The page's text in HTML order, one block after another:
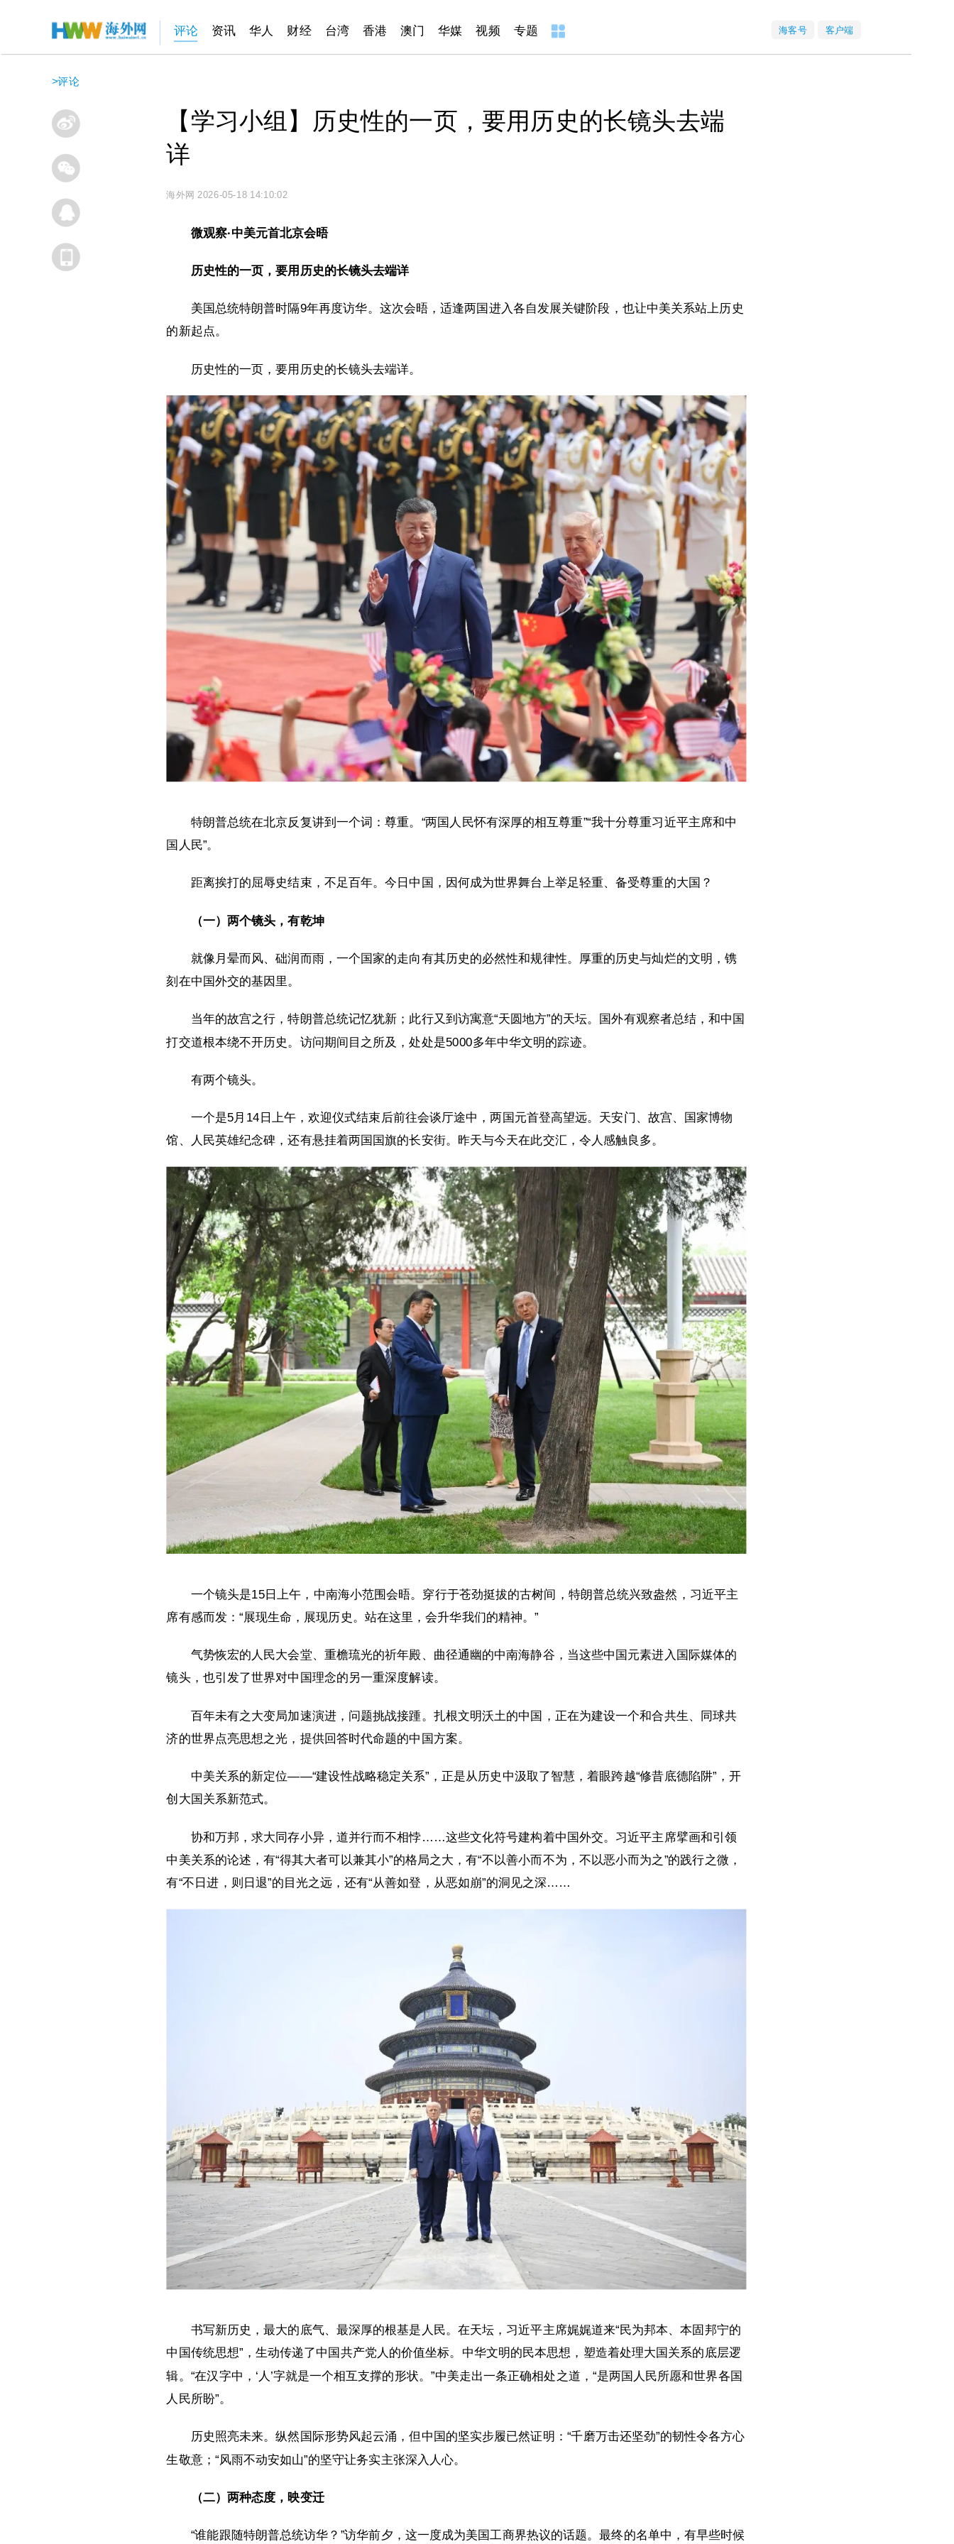
评论 资讯 华人 财经 台湾 香港 澳门 华媒 视频 专题 海客号 客户端
>评论
【学习小组】历史性的一页，要用历史的长镜头去端
详
海外网 2026-05-18 14:10:02
微观察·中美元首北京会晤
历史性的一页，要用历史的长镜头去端详
美国总统特朗普时隔9年再度访华。这次会晤，适逢两国进入各自发展关键阶段，也让中美关系站上历史
的新起点。
历史性的一页，要用历史的长镜头去端详。
特朗普总统在北京反复讲到一个词：尊重。“两国人民怀有深厚的相互尊重”“我十分尊重习近平主席和中
国人民”。
距离挨打的屈辱史结束，不足百年。今日中国，因何成为世界舞台上举足轻重、备受尊重的大国？
（一）两个镜头，有乾坤
就像月晕而风、础润而雨，一个国家的走向有其历史的必然性和规律性。厚重的历史与灿烂的文明，镌
刻在中国外交的基因里。
当年的故宫之行，特朗普总统记忆犹新；此行又到访寓意“天圆地方”的天坛。国外有观察者总结，和中国
打交道根本绕不开历史。访问期间目之所及，处处是5000多年中华文明的踪迹。
有两个镜头。
一个是5月14日上午，欢迎仪式结束后前往会谈厅途中，两国元首登高望远。天安门、故宫、国家博物
馆、人民英雄纪念碑，还有悬挂着两国国旗的长安街。昨天与今天在此交汇，令人感触良多。
一个镜头是15日上午，中南海小范围会晤。穿行于苍劲挺拔的古树间，特朗普总统兴致盎然，习近平主
席有感而发：“展现生命，展现历史。站在这里，会升华我们的精神。”
气势恢宏的人民大会堂、重檐琉光的祈年殿、曲径通幽的中南海静谷，当这些中国元素进入国际媒体的
镜头，也引发了世界对中国理念的另一重深度解读。
百年未有之大变局加速演进，问题挑战接踵。扎根文明沃土的中国，正在为建设一个和合共生、同球共
济的世界点亮思想之光，提供回答时代命题的中国方案。
中美关系的新定位——“建设性战略稳定关系”，正是从历史中汲取了智慧，着眼跨越“修昔底德陷阱”，开
创大国关系新范式。
协和万邦，求大同存小异，道并行而不相悖……这些文化符号建构着中国外交。习近平主席擘画和引领
中美关系的论述，有“得其大者可以兼其小”的格局之大，有“不以善小而不为，不以恶小而为之”的践行之微，
有“不日进，则日退”的目光之远，还有“从善如登，从恶如崩”的洞见之深……
书写新历史，最大的底气、最深厚的根基是人民。在天坛，习近平主席娓娓道来“民为邦本、本固邦宁的
中国传统思想”，生动传递了中国共产党人的价值坐标。中华文明的民本思想，塑造着处理大国关系的底层逻
辑。“在汉字中，‘人’字就是一个相互支撑的形状。”中美走出一条正确相处之道，“是两国人民所愿和世界各国
人民所盼”。
历史照亮未来。纵然国际形势风起云涌，但中国的坚实步履已然证明：“千磨万击还坚劲”的韧性令各方心
生敬意；“风雨不动安如山”的坚守让务实主张深入人心。
（二）两种态度，映变迁
“谁能跟随特朗普总统访华？”访华前夕，这一度成为美国工商界热议的话题。最终的名单中，有早些时候